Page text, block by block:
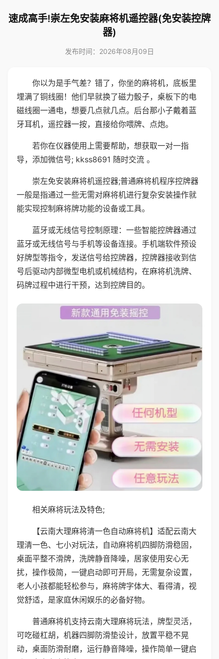
速成高手!崇左免安装麻将机遥控器(免安装控牌
器)
发布时间：2026年08月09日
你以为是手气差？错了，你坐的麻将机，底板里
埋满了铜线圈！他们早就换了磁力骰子，桌板下的电
磁线圈一通电，想要几点就几点。后台那小子戴着蓝
牙耳机，遥控器一按，直接给你喂牌、点炮。
若你在仪器使用上需要帮助，想获取一对一指
导，添加微信号; kkss8691 随时交流 。
崇左免安装麻将机遥控器;普通麻将机程序控牌器
一般是指通过一些无需对麻将机进行复杂安装操作就
能实现控制麻将牌功能的设备或工具。
蓝牙或无线信号控制原理：一些智能控牌器通过
蓝牙或无线信号与手机等设备连接。手机端软件预设
好牌型等指令，发送信号给控牌器，控牌器接收到信
号后驱动内部微型电机或机械结构，在麻将机洗牌、
码牌过程中进行干预，达到控牌目的。
相关麻将玩法及特色;
【云南大理麻将清一色自动麻将机】适配云南大
理清一色、七小对玩法，自动麻将机四脚防滑稳固，
桌面平整不滑牌，洗牌静音降噪，居家使用安心无
扰，操作极简，一键启动即可开局，无需复杂设置，
老人小孩都能轻松参与，麻将牌字体大、看得清，视
觉舒适，是家庭休闲娱乐的必备好物。
普通麻将机支持云南大理麻将玩法，牌型灵活，
可吃碰杠胡，机器四脚防滑垫设计，放置平稳不晃
动，桌面防滑耐磨，运行静音降噪，操作简单一键启